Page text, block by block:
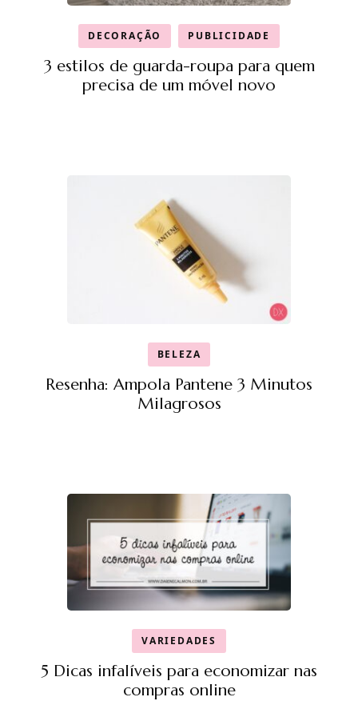
DECORAÇÃO PUBLICIDADE
3 estilos de guarda-roupa para quem
precisa de um móvel novo
BELEZA
Resenha: Ampola Pantene 3 Minutos
Milagrosos
VARIEDADES
5 Dicas infalíveis para economizar nas
compras online